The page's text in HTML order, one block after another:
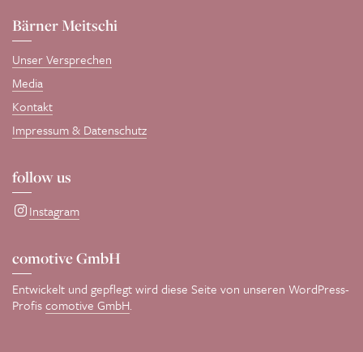
Bärner Meitschi
Unser Versprechen
Media
Kontakt
Impressum & Datenschutz
follow us
Instagram
comotive GmbH
Entwickelt und gepflegt wird diese Seite von unseren WordPress-
Profiscomotive GmbH.